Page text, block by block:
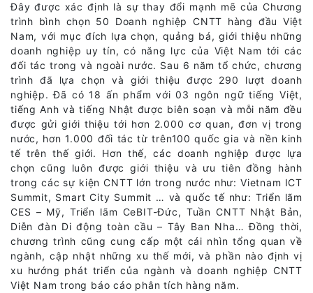
Đây được xác định là sự thay đổi mạnh mẽ của Chương
trình bình chọn 50 Doanh nghiệp CNTT hàng đầu Việt
Nam, với mục đích lựa chọn, quảng bá, giới thiệu những
doanh nghiệp uy tín, có năng lực của Việt Nam tới các
đối tác trong và ngoài nước. Sau 6 năm tổ chức, chương
trình đã lựa chọn và giới thiệu được 290 lượt doanh
nghiệp. Đã có 18 ấn phẩm với 03 ngôn ngữ tiếng Việt,
tiếng Anh và tiếng Nhật được biên soạn và mỗi năm đều
được gửi giới thiệu tới hơn 2.000 cơ quan, đơn vị trong
nước, hơn 1.000 đối tác từ trên100 quốc gia và nền kinh
tế trên thế giới. Hơn thế, các doanh nghiệp được lựa
chọn cũng luôn được giới thiệu và ưu tiên đồng hành
trong các sự kiện CNTT lớn trong nước như: Vietnam ICT
Summit, Smart City Summit … và quốc tế như: Triển lãm
CES – Mỹ, Triển lãm CeBIT-Đức, Tuần CNTT Nhật Bản,
Diễn đàn Di động toàn cầu – Tây Ban Nha… Đồng thời,
chương trình cũng cung cấp một cái nhìn tổng quan về
ngành, cập nhật những xu thế mới, và phần nào định vị
xu hướng phát triển của ngành và doanh nghiệp CNTT
Việt Nam trong báo cáo phân tích hàng năm.